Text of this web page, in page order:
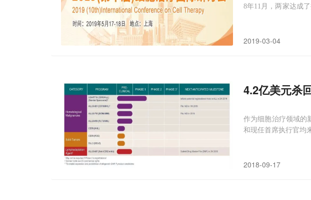
8年11月，两家达成
2019-03-04
4.2亿美元杀
作为细胞治疗领域的
和现任首席执行官均
2018-09-17